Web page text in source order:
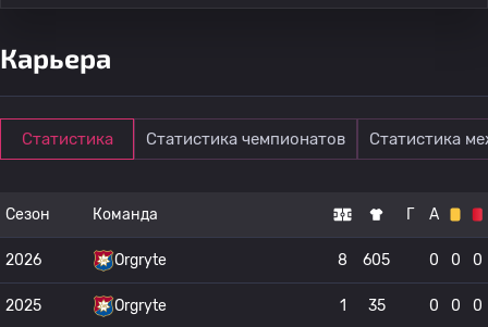
Карьера
Статистика Статистика чемпионатов Статистика
Сезон Команда Г А
2026 Orgryte 8 605 0 0 0
2025 Orgryte 1 35 0 0 0